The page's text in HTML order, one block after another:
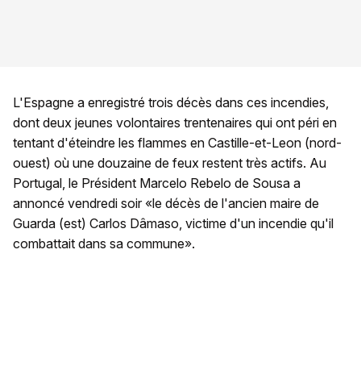
L'Espagne a enregistré trois décès dans ces incendies,
dont deux jeunes volontaires trentenaires qui ont péri en
tentant d'éteindre les flammes en Castille-et-Leon (nord-
ouest) où une douzaine de feux restent très actifs. Au
Portugal, le Président Marcelo Rebelo de Sousa a
annoncé vendredi soir «le décès de l'ancien maire de
Guarda (est) Carlos Dâmaso, victime d'un incendie qu'il
combattait dans sa commune».